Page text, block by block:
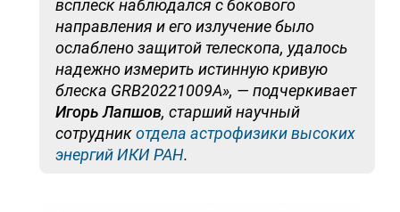
всплеск наблюдался с бокового
направления и его излучение было
ослаблено защитой телескопа, удалось
надежно измерить истинную кривую
блеска GRB20221009A», — подчеркивает
Игорь Лапшов, старший научный
сотрудникотдела астрофизики высоких
энергий ИКИ РАН.